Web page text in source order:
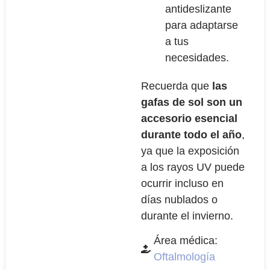
antideslizante
para adaptarse
a tus
necesidades.
Recuerda que las
gafas de sol son un
accesorio esencial
durante todo el año,
ya que la exposición
a los rayos UV puede
ocurrir incluso en
días nublados o
durante el invierno.
Área médica:
Oftalmología